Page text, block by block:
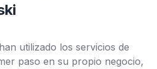
utilizado los servicios de
paso en su propio negocio,